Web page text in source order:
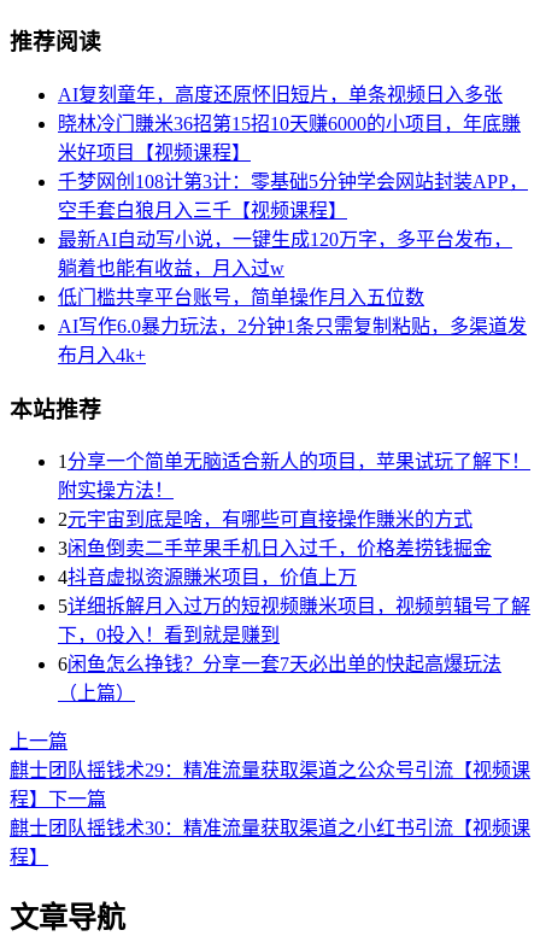
推荐阅读
AI复刻童年，高度还原怀旧短片，单条视频日入多张
晓林冷门賺米36招第15招10天赚6000的小项目，年底賺
米好项目【视频课程】
千梦网创108计第3计：零基础5分钟学会网站封装APP，
空手套白狼月入三千【视频课程】
最新AI自动写小说，一键生成120万字，多平台发布，
躺着也能有收益，月入过w
低门槛共享平台账号，简单操作月入五位数
AI写作6.0暴力玩法，2分钟1条只需复制粘贴，多渠道发
布月入4k+
本站推荐
1 分享一个简单无脑适合新人的项目，苹果试玩了解下！
附实操方法！
2元宇宙到底是啥，有哪些可直接操作賺米的方式
3闲鱼倒卖二手苹果手机日入过千，价格差捞钱掘金
4抖音虚拟资源賺米项目，价值上万
5详细拆解月入过万的短视频賺米项目，视频剪辑号了解
下，0投入！看到就是赚到
6闲鱼怎么挣钱？分享一套7天必出单的快起高爆玩法
（上篇）
上一篇
麒士团队摇钱术29：精准流量获取渠道之公众号引流【视频课
程】 下一篇
麒士团队摇钱术30：精准流量获取渠道之小红书引流【视频课
程】
文章导航